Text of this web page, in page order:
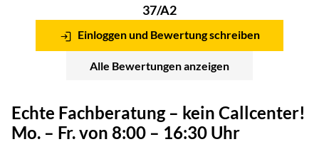
37/A2
Einloggen und Bewertung schreiben
Alle Bewertungen anzeigen
Echte Fachberatung – kein Callcenter!
Mo. – Fr. von 8:00 – 16:30 Uhr